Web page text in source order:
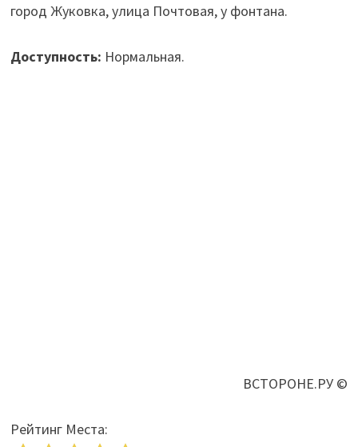
город Жуковка, улица Почтовая, у фонтана.
Доступность: Нормальная.
ВСТОРОНЕ.РУ ©
Рейтинг Места: